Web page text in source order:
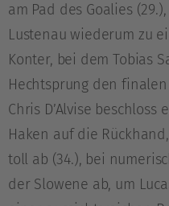
am Pad des Goalies
Lustenau wiederum zu
Konter, bei dem Tobias
Hechtsprung den
Chris D’Alvise
Haken auf die
toll ab (34.), bei
der Slowene ab, um